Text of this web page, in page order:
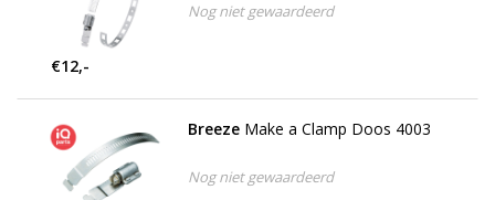
Nog niet gewaardeerd
€12,-
Breeze Make a Clamp Doos 4003
Nog niet gewaardeerd